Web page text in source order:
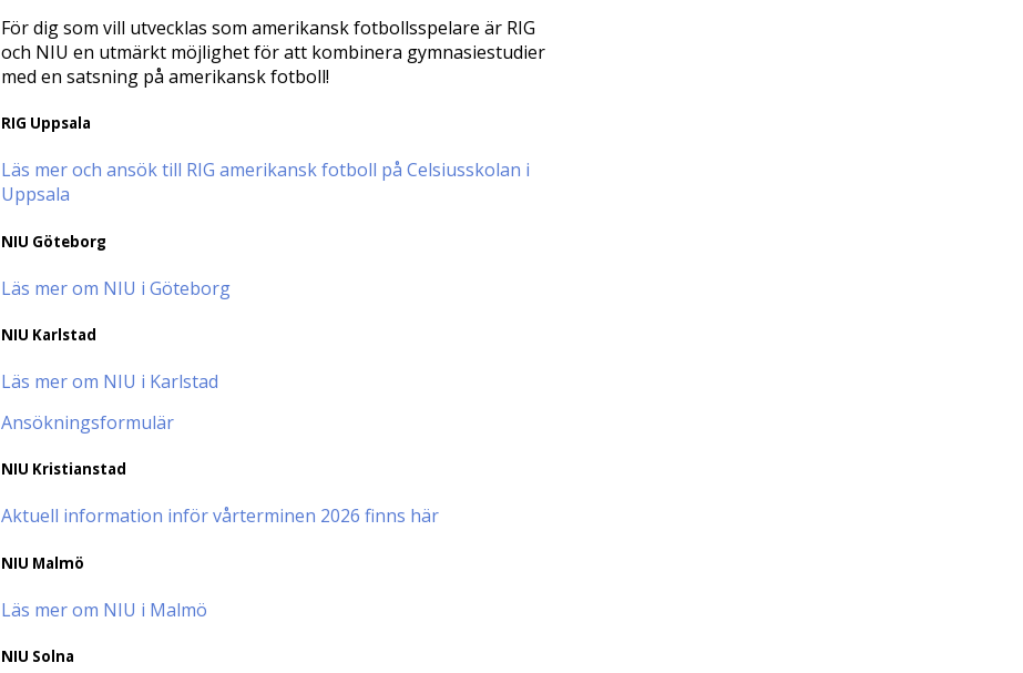
För dig som vill utvecklas som amerikansk fotbollsspelare är RIG
och NIU en utmärkt möjlighet för att kombinera gymnasiestudier
med en satsning på amerikansk fotboll!
RIG Uppsala
Läs mer och ansök till RIG amerikansk fotboll på Celsiusskolan i
Uppsala
NIU Göteborg
Läs mer om NIU i Göteborg
NIU Karlstad
Läs mer om NIU i Karlstad
Ansökningsformulär
NIU Kristianstad
Aktuell information inför vårterminen 2026 finns här
NIU Malmö
Läs mer om NIU i Malmö
NIU Solna